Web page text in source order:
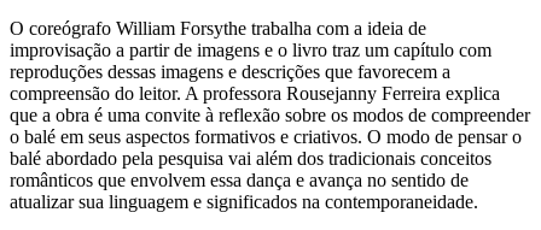
O coreógrafo William Forsythe trabalha com a ideia de
improvisação a partir de imagens e o livro traz um capítulo com
reproduções dessas imagens e descrições que favorecem a
compreensão do leitor. A professora Rousejanny Ferreira explica
que a obra é uma convite à reflexão sobre os modos de compreender
o balé em seus aspectos formativos e criativos. O modo de pensar o
balé abordado pela pesquisa vai além dos tradicionais conceitos
românticos que envolvem essa dança e avança no sentido de
atualizar sua linguagem e significados na contemporaneidade.